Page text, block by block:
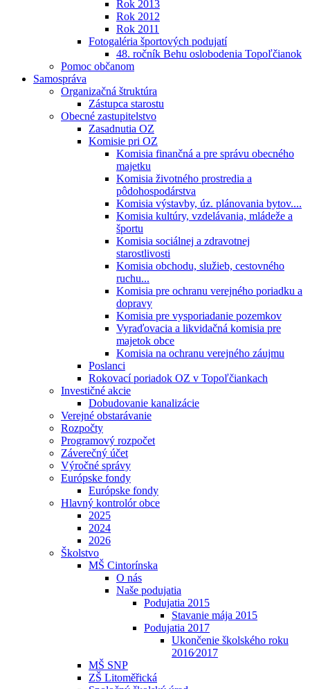
Rok 2013
Rok 2012
Rok 2011
Fotogaléria športových podujatí
48. ročník Behu oslobodenia Topoľčianok
Pomoc občanom
Samospráva
Organizačná štruktúra
Zástupca starostu
Obecné zastupitelstvo
Zasadnutia OZ
Komisie pri OZ
Komisia finančná a pre správu obecného
majetku
Komisia životného prostredia a
pôdohospodárstva
Komisia výstavby, úz. plánovania bytov....
Komisia kultúry, vzdelávania, mládeže a
športu
Komisia sociálnej a zdravotnej
starostlivosti
Komisia obchodu, služieb, cestovného
ruchu...
Komisia pre ochranu verejného poriadku a
dopravy
Komisia pre vysporiadanie pozemkov
Vyraďovacia a likvidačná komisia pre
majetok obce
Komisia na ochranu verejného záujmu
Poslanci
Rokovací poriadok OZ v Topoľčiankach
Investičné akcie
Dobudovanie kanalizácie
Verejné obstarávanie
Rozpočty
Programový rozpočet
Záverečný účet
Výročné správy
Európske fondy
Európske fondy
Hlavný kontrolór obce
2025
2024
2026
Školstvo
MŠ Cintorínska
O nás
Naše podujatia
Podujatia 2015
Stavanie mája 2015
Podujatia 2017
Ukončenie školského roku
2016⁄2017
MŠ SNP
ZŠ Litoměřická